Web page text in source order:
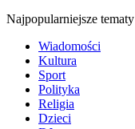
Najpopularniejsze tematy
Wiadomości
Kultura
Sport
Polityka
Religia
Dzieci